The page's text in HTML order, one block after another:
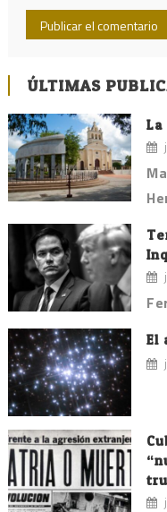
ÚLTIMAS
El